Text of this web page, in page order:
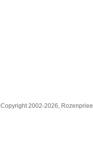
Copyright 2002-2026,